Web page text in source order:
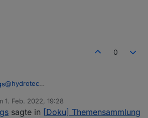
0
@hydrotec
Subscribe und Publish nicht konsistent. In
Konfig B sind die Pfeile zwischen MQTT
Topics können zur Vereinfachung
hierarchisch, ähnlich wie wie
1. Feb. 2022, 19:28
von
sagte in [Doku] Themensammlung